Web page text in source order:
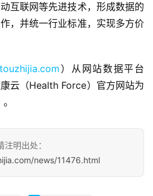
互联网等先进技术，形成数据的
，并统一行业标准，实现多方价
）从网站数据平台
康云（Health Force）官方网站为
明出处：
news/11476.html